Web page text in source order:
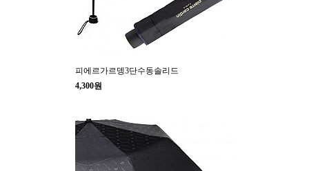
피에르가르뎅3단수동솔리드
4,300원